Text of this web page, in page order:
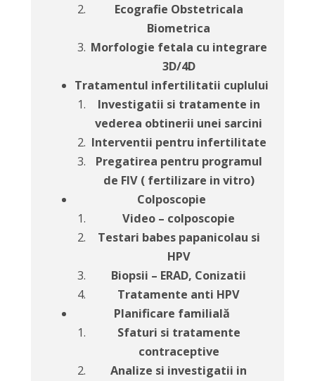
Ecografie Obstetricala
Biometrica
Morfologie fetala cu integrare
3D/4D
Tratamentul infertilitatii cuplului
Investigatii si tratamente in
vederea obtinerii unei sarcini
Interventii pentru infertilitate
Pregatirea pentru programul
de FIV ( fertilizare in vitro)
Colposcopie
Video – colposcopie
Testari babes papanicolau si
HPV
Biopsii – ERAD, Conizatii
Tratamente anti HPV
Planificare familială
Sfaturi si tratamente
contraceptive
Analize si investigatii in